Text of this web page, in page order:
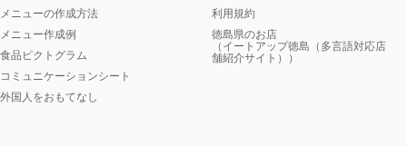
メニューの作成方法
メニュー作成例
食品ピクトグラム
コミュニケーションシート
外国人をおもてなし
利用規約
徳島県のお店
（イートアップ徳島（多言語対応店
舗紹介サイト））